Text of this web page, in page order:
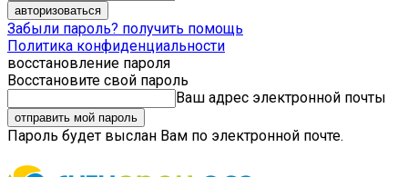
Забыли пароль? получить помощь
Политика конфиденциальности
восстановление пароля
Восстановите свой пароль
Ваш адрес электронной почты
Пароль будет выслан Вам по электронной почте.